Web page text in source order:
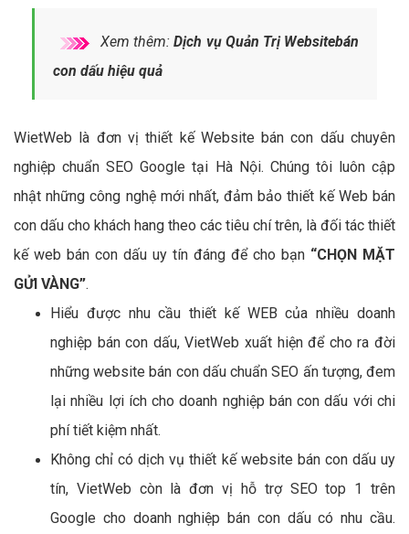
Xem thêm:Dịch vụ Quản Trị Websitebán
con dấu hiệu quả
WietWeb là đơn vị thiết kế Website bán con dấu chuyên
nghiệp chuẩn SEO Google tại Hà Nội. Chúng tôi luôn cập
nhật những công nghệ mới nhất, đảm bảo thiết kế Web bán
con dấu cho khách hang theo các tiêu chí trên, là đối tác thiết
kế web bán con dấu uy tín đáng để cho bạn “CHỌN MẶT
GỬI VÀNG”.
Hiểu được nhu cầu thiết kế WEB của nhiều doanh
nghiệp bán con dấu, VietWeb xuất hiện để cho ra đời
những website bán con dấu chuẩn SEO ấn tượng, đem
lại nhiều lợi ích cho doanh nghiệp bán con dấu với chi
phí tiết kiệm nhất.
Không chỉ có dịch vụ thiết kế website bán con dấu uy
tín, VietWeb còn là đơn vị hỗ trợ SEO top 1 trên
Google cho doanh nghiệp bán con dấu có nhu cầu.